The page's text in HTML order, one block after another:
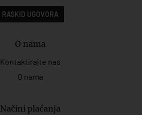
RASKID UGOVORA
O nama
Kontaktirajte nas
O nama
Načini plaćanja